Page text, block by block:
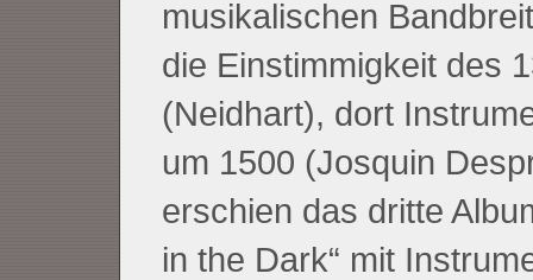
musikalischen
die Einstimmigkeit des
(Neidhart), dort
um 1500 (Josquin
erschien das dritte
in the Dark“ mit